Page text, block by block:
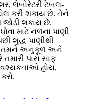
લેબોરેટરી ટેબલ-
કરી શકાય છે. તેને
જોડી શકાય છે.
માટે નળના પાણી
શુદ્ધ પાણીથી
તે તમને અનુકૂળ અને
પાસે સાફ
હોય,